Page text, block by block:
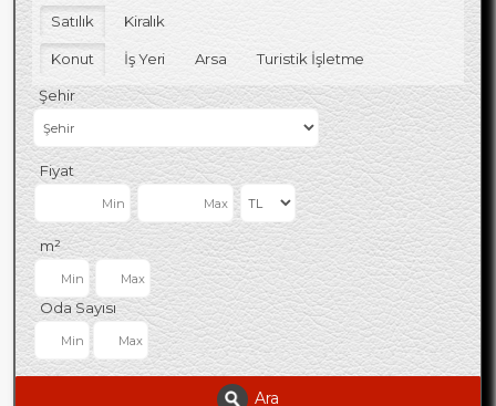
Satılık Kiralık
Konut İş Yeri Arsa Turistik İşletme
Şehir
Fiyat
m²
Oda Sayısı
Ara